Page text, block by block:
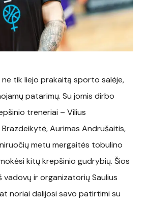
tik liejo prakaitą sporto salėje,
patarimų. Su jomis dirbo
treneriai – Vilius
Brazdeikytė, Aurimas Andrušaitis,
metu mergaitės tobulino
kitų krepšinio gudrybių. Šios
vadovų ir organizatorių Saulius
noriai dalijosi savo patirtimi su